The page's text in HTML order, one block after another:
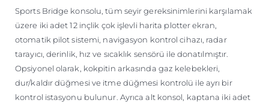
Sports Bridge konsolu, tüm seyir gereksinimlerini karşılamak
üzere iki adet 12 inçlik çok işlevli harita plotter ekran,
otomatik pilot sistemi, navigasyon kontrol cihazı, radar
tarayıcı, derinlik, hız ve sıcaklık sensörü ile donatılmıştır.
Opsiyonel olarak, kokpitin arkasında gaz kelebekleri,
dur/kaldır düğmesi ve itme düğmesi kontrolü ile ayrı bir
kontrol istasyonu bulunur. Ayrıca alt konsol, kaptana iki adet